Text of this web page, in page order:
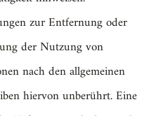
zur Entfernung oder
der Nutzung von
nach den allgemeinen
hiervon unberührt. Eine